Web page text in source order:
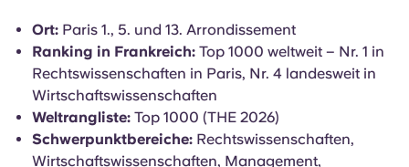
Universität Paris 1 Panthéon-Sorbonne
Ort:Paris 1., 5. und 13. Arrondissement
Ranking in Frankreich: Top 1000 weltweit – Nr. 1 in
Rechtswissenschaften in Paris, Nr. 4 landesweit in